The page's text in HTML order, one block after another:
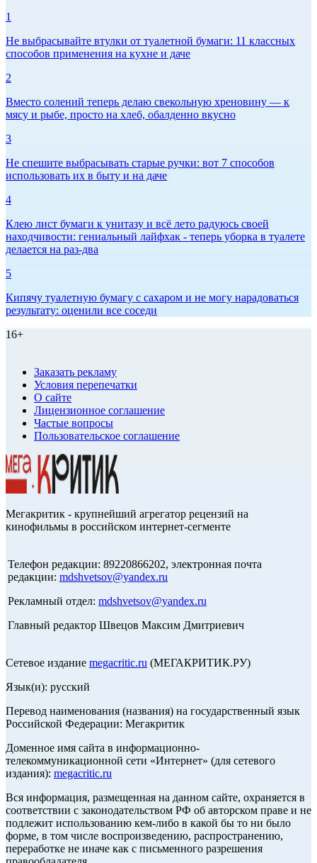
1
Не выбрасывайте втулки от туалетной бумаги: 11 классных
способов применения на кухне и даче
2
Вместо солений теперь делаю свекольную хреновину — к
мясу и рыбе, просто на хлеб, обалденно вкусно
3
Не спешите выбрасывать старые ручки: вот 7 способов
использовать их в быту и на даче
4
Клею лист бумаги к унитазу и всё лето радуюсь своей
находчивости: гениальный лайфхак - теперь уборка в туалете
делается на раз-два
5
Кипячу туалетную бумагу с сахаром и не могу нарадоваться
результату: оценили все соседи
16+
Заказать рекламу
Условия перепечатки
О сайте
Лицензионное соглашение
Частые вопросы
Пользовательское соглашение
Мегакритик - крупнейший агрегатор рецензий на
кинофильмы в российском интернет-сегменте
Телефон редакции: 89220866202, электронная почта
редакции: mdshvetsov@yandex.ru
Рекламный отдел: mdshvetsov@yandex.ru
Главный редактор Швецов Максим Дмитриевич
Сетевое издание megacritic.ru (МЕГАКРИТИК.РУ)
Язык(и): русский
Перевод наименования (названия) на государственный язык
Российской Федерации: Мегакритик
Доменное имя сайта в информационно-
телекоммуникационной сети «Интернет» (для сетевого
издания): megacritic.ru
Вся информация, размещенная на данном сайте, охраняется в
соответствии с законодательством РФ об авторском праве и не
подлежит использованию кем-либо в какой бы то ни было
форме, в том числе воспроизведению, распространению,
переработке не иначе как с письменного разрешения